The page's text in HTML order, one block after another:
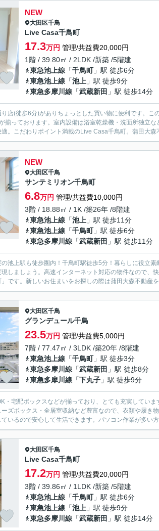
NEW
大田区千鳥
Live Casa千鳥町
17.3万円 管理/共益費20,000円
1階 / 39.80㎡ / 2LDK /新築 /5階建
東急池上線 「千鳥町」駅 徒歩6分
東急池上線 「池上 」駅 徒歩9分
東急多摩川線 「武蔵新田 」駅 徒歩14分
店(徒歩6分)がありちょっとした買い物に便利です。こ
揃っております。室内設備は浴室乾燥機・洗面所独立
。こだわりポイント満載のLive Casa千鳥町。蒲田大
NEW
大田区千鳥
サンテミリオン千鳥町
6.8万円 管理/共益費10,000円
3階 / 18.88㎡ / 1K /築26年 /8階建
東急池上線 「池上 」駅 徒歩11分
東急池上線 「千鳥町」駅 徒歩6分
東急多摩川線 「武蔵新田 」駅 徒歩11分
池上駅も徒歩圏内！千鳥町駅徒歩5分！暮らしに役立
しましょう。高速インターネット対応の物件なので、
です。新しいお住まいをお探しの際は蒲田大森不動産
大田区千鳥
グランデュール千鳥
23.5万円 管理/共益費5,000円
7階 / 77.47㎡ / 3LDK /築20年 /8階建
東急池上線 「千鳥町」駅 徒歩3分
東急多摩川線 「武蔵新田 」駅 徒歩8分
東急多摩川線 「下丸子 」駅 徒歩9分
・宅配ボックスなどが揃っており、とても充実してい
ズボックス・全居室収納など豊富なので、衣類や履き
いるので安心して生活できます。パソコン作業が多い
大田区千鳥
Live Casa千鳥町
17.2万円 管理/共益費20,000円
3階 / 39.86㎡ / 1LDK /新築 /5階建
東急池上線 「千鳥町」駅 徒歩6分
東急池上線 「池上 」駅 徒歩9分
東急多摩川線 「武蔵新田 」駅 徒歩14分